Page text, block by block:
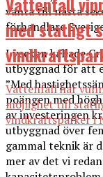
vänta till nästa
förhandlare
I veckan kallade
utbyggnad för att
”Med
poängen med
av investeringen
utbyggnad över
gammal teknik är
mer av det vi
med statligt
Vattenfall har
möjlighet till
vindkraftsparker i